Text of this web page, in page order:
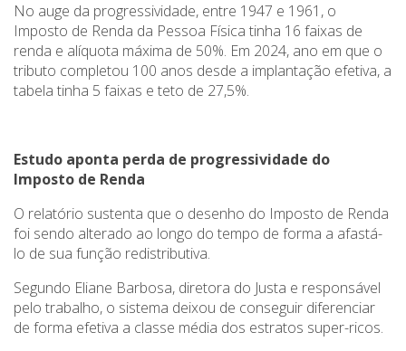
No auge da progressividade, entre 1947 e 1961, o
Imposto de Renda da Pessoa Física tinha 16 faixas de
renda e alíquota máxima de 50%. Em 2024, ano em que o
tributo completou 100 anos desde a implantação efetiva, a
tabela tinha 5 faixas e teto de 27,5%.
Estudo aponta perda de progressividade do
Imposto de Renda
O relatório sustenta que o desenho do Imposto de Renda
foi sendo alterado ao longo do tempo de forma a afastá-
lo de sua função redistributiva.
Segundo Eliane Barbosa, diretora do Justa e responsável
pelo trabalho, o sistema deixou de conseguir diferenciar
de forma efetiva a classe média dos estratos super-ricos.